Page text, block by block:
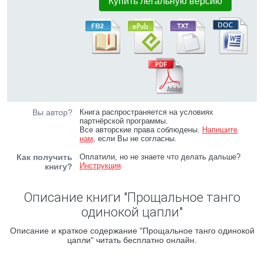
Вы автор?
Книга распространяется на условиях
партнёрской программы.
Все авторские права соблюдены. Напишите
нам, если Вы не согласны.
Как получить
книгу?
Оплатили, но не знаете что делать дальше?
Инструкция.
Описание книги "Прощальное танго
одинокой цапли"
Описание и краткое содержание "Прощальное танго одинокой
цапли" читать бесплатно онлайн.